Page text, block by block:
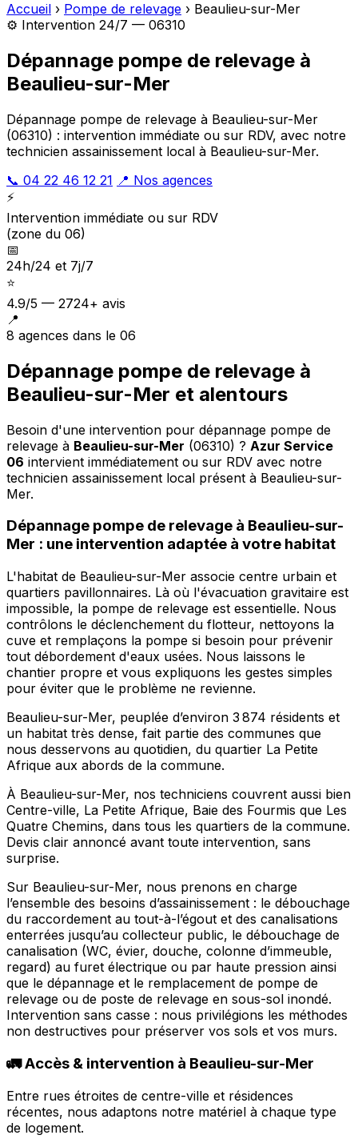
Accueil › Pompe de relevage › Beaulieu-sur-Mer
⚙️ Intervention 24/7 — 06310
Dépannage pompe de relevage à
Beaulieu-sur-Mer
Dépannage pompe de relevage à Beaulieu-sur-Mer
(06310) : intervention immédiate ou sur RDV, avec notre
technicien assainissement local à Beaulieu-sur-Mer.
📞 04 22 46 12 21 📍 Nos agences
⚡
Intervention immédiate ou sur RDV
(zone du 06)
📅
24h/24 et 7j/7
⭐
4.9/5 — 2724+ avis
📍
8 agences dans le 06
Dépannage pompe de relevage à
Beaulieu-sur-Mer et alentours
Besoin d'une intervention pour dépannage pompe de
relevage à Beaulieu-sur-Mer (06310) ? Azur Service
06 intervient immédiatement ou sur RDV avec notre
technicien assainissement local présent à Beaulieu-sur-
Mer.
Dépannage pompe de relevage à Beaulieu-sur-
Mer : une intervention adaptée à votre habitat
L'habitat de Beaulieu-sur-Mer associe centre urbain et
quartiers pavillonnaires. Là où l'évacuation gravitaire est
impossible, la pompe de relevage est essentielle. Nous
contrôlons le déclenchement du flotteur, nettoyons la
cuve et remplaçons la pompe si besoin pour prévenir
tout débordement d'eaux usées. Nous laissons le
chantier propre et vous expliquons les gestes simples
pour éviter que le problème ne revienne.
Beaulieu-sur-Mer, peuplée d’environ 3 874 résidents et
un habitat très dense, fait partie des communes que
nous desservons au quotidien, du quartier La Petite
Afrique aux abords de la commune.
À Beaulieu-sur-Mer, nos techniciens couvrent aussi bien
Centre-ville, La Petite Afrique, Baie des Fourmis que Les
Quatre Chemins, dans tous les quartiers de la commune.
Devis clair annoncé avant toute intervention, sans
surprise.
Sur Beaulieu-sur-Mer, nous prenons en charge
l’ensemble des besoins d’assainissement : le débouchage
du raccordement au tout-à-l’égout et des canalisations
enterrées jusqu’au collecteur public, le débouchage de
canalisation (WC, évier, douche, colonne d’immeuble,
regard) au furet électrique ou par haute pression ainsi
que le dépannage et le remplacement de pompe de
relevage ou de poste de relevage en sous-sol inondé.
Intervention sans casse : nous privilégions les méthodes
non destructives pour préserver vos sols et vos murs.
🚛 Accès & intervention à Beaulieu-sur-Mer
Entre rues étroites de centre-ville et résidences
récentes, nous adaptons notre matériel à chaque type
de logement.